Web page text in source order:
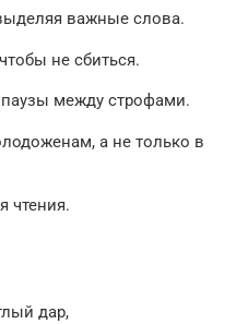
важные слова.
не сбиться.
между строфами.
а не только в
чтения.
дар,